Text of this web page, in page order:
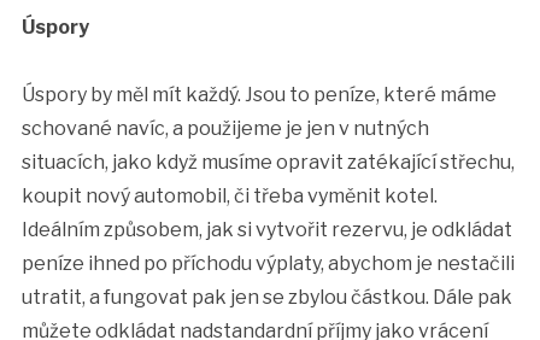
Úspory
Úspory by měl mít každý. Jsou to peníze, které máme
schované navíc, a použijeme je jen v nutných
situacích, jako když musíme opravit zatékající střechu,
koupit nový automobil, či třeba vyměnit kotel.
Ideálním způsobem, jak si vytvořit rezervu, je odkládat
peníze ihned po příchodu výplaty, abychom je nestačili
utratit, a fungovat pak jen se zbylou částkou. Dále pak
můžete odkládat nadstandardní příjmy jako vrácení